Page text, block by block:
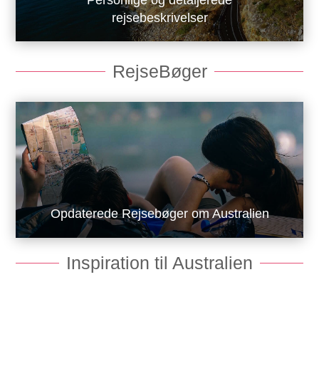
rejsebeskrivelser
RejseBøger
Opdaterede Rejsebøger om Australien
Inspiration til Australien